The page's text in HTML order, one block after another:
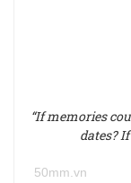
“If memories
dates?
50mm.vn